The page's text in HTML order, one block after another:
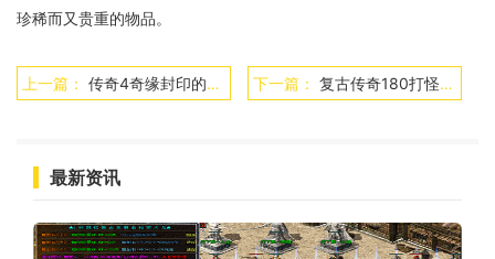
珍稀而又贵重的物品。
上一篇： 传奇4奇缘封印的回忆在哪 下一篇： 复古传奇180打怪不爆东西
最新资讯